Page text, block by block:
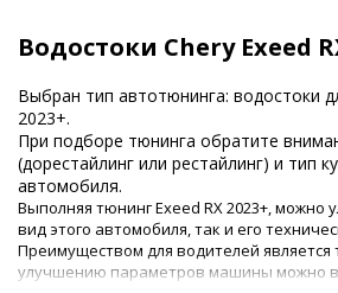
Водостоки Chery Exeed
Выбран тип автотюнинга: водостоки
2023+.
При подборе тюнинга обратите
(дорестайлинг или рестайлинг) и тип
автомобиля.
Выполняя тюнинг Exeed RX 2023+, можно
вид этого автомобиля, так и его
Преимуществом для водителей является
улучшению параметров машины можно